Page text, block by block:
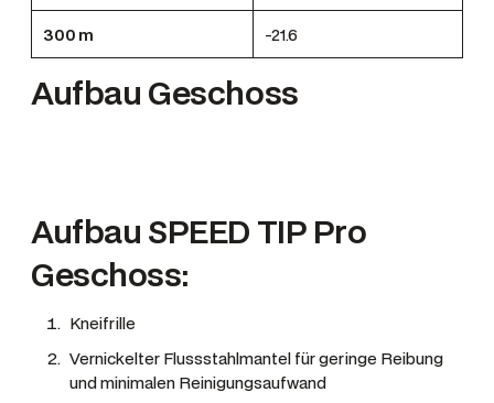
300 m -21.6
Aufbau Geschoss
Aufbau SPEED TIP Pro
Geschoss:
Kneifrille
Vernickelter Flussstahlmantel für geringe Reibung
und minimalen Reinigungsaufwand